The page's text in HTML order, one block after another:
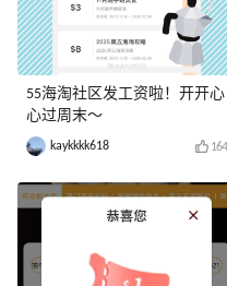
55海淘社区发工资啦！开开心
心过周末～
kaykkkk618 164